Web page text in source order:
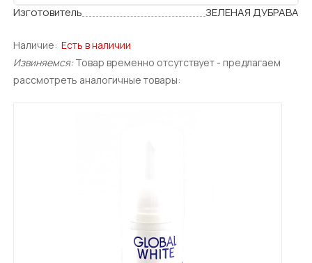
Изготовитель ЗЕЛЕНАЯ ДУБРАВА
Наличие: Есть в наличии
Извиняемся: Товар временно отсутствует - предлагаем
рассмотреть аналогичные товары: